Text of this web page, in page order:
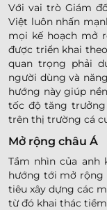
Với vai trò Giám
Việt luôn nhấn
mọi kế hoạch mở
được triển khai
quan trọng phải
người dùng và
hướng này giúp
tốc độ tăng
trên thị trường cá
Mở rộng châu Á
Tầm nhìn của
hướng tới mở rộng
tiêu xây dựng các
từ đó khai thác